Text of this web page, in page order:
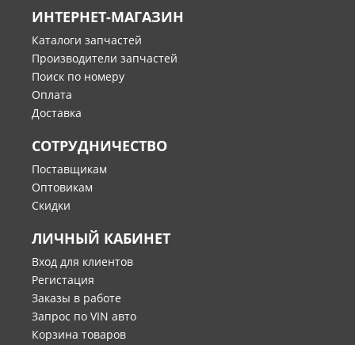
ИНТЕРНЕТ-МАГАЗИН
Каталоги запчастей
Производители запчастей
Поиск по номеру
Оплата
Доставка
СОТРУДНИЧЕСТВО
Поставщикам
Оптовикам
Скидки
ЛИЧНЫЙ КАБИНЕТ
Вход для клиентов
Регистация
Заказы в работе
Запрос по VIN авто
Корзина товаров